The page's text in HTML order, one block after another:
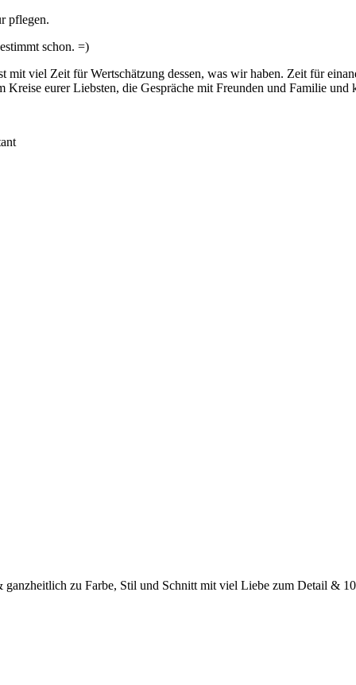
pflegen.
schon. =)
viel Zeit für Wertschätzung dessen, was wir haben. Zeit für
eurer Liebsten, die Gespräche mit Freunden und Familie und
zu Farbe, Stil und Schnitt mit viel Liebe zum Detail &